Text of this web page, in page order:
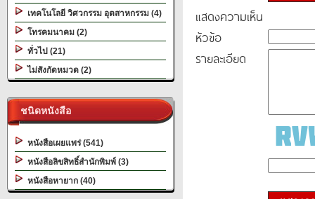
เทคโนโลยี วิศวกรรม อุตสาหกรรม (4)
โทรคมนาคม (2)
ทั่วไป (21)
ไม่สังกัดหมวด (2)
ชนิดหนังสือ
หนังสือเผยแพร่ (541)
หนังสือลิขสิทธิ์สำนักพิมพ์ (3)
หนังสือหายาก (40)
แสดงความเห็น
หัวข้อ
รายละเอียด